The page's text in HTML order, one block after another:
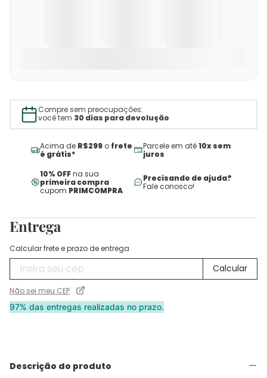
Compre sem preocupações:
você tem 30 dias para devolução
Acima de R$299 o frete
é grátis*
Parcele em até10x sem
juros
10% OFFna sua
primeira compra
cupom PRIMCOMPRA
Precisando de ajuda?
Fale conosco!
Entrega
Calcular frete e prazo de entrega
Não sei meu CEP
97% das entregas realizadas no prazo.
Descrição do produto